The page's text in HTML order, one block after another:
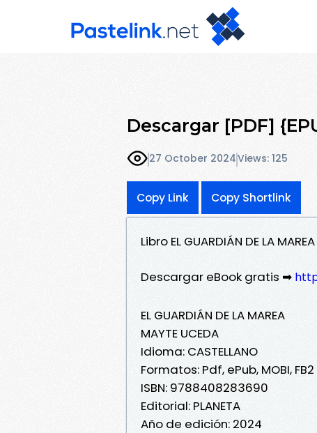
Descargar [PDF]
27 October 2024Views: 125
Copy Link Copy Shortlink
Libro EL GUARDIÁN DE LA
Descargar eBook gratis ➡
EL GUARDIÁN DE LA MAREA
MAYTE UCEDA
Idioma: CASTELLANO
Formatos: Pdf, ePub, MOBI, FB2
ISBN: 9788408283690
Editorial: PLANETA
Año de edición: 2024